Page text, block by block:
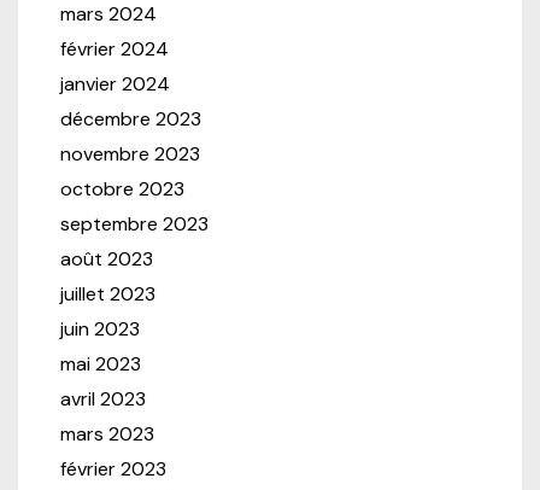
mars 2024
février 2024
janvier 2024
décembre 2023
novembre 2023
octobre 2023
septembre 2023
août 2023
juillet 2023
juin 2023
mai 2023
avril 2023
mars 2023
février 2023